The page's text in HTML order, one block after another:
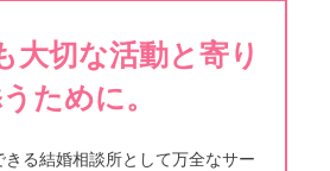
大切な活動と寄り
ために。
きる結婚相談所として万全なサー